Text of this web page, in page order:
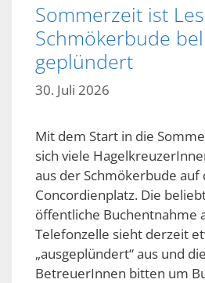
Sommerzeit ist
Schmökerbude
geplündert
30. Juli 2026
Mit dem Start in die
sich viele
aus der Schmökerbude auf
Concordienplatz. Die
öffentliche Buchentnahme
Telefonzelle sieht derzeit
„ausgeplündert“ aus und
BetreuerInnen bitten um